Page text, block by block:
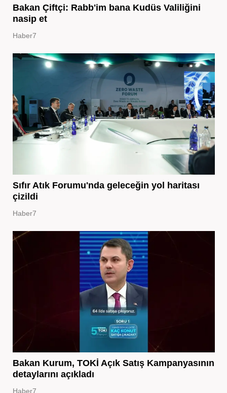
Bakan Çiftçi: Rabb'im bana Kudüs Valiliğini
nasip et
Haber7
Sıfır Atık Forumu'nda geleceğin yol haritası
çizildi
Haber7
Bakan Kurum, TOKİ Açık Satış Kampanyasının
detaylarını açıkladı
Haber7